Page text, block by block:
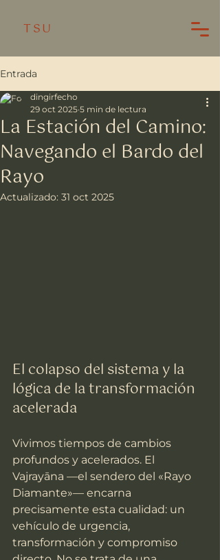
TSU
Entrada
La Estación del Camino:
Navegando el Bardo del
Rayo
dingirfecho
29 oct 2025 5 min de lectura
Actualizado: 31 oct 2025
El colapso del sistema y la
lógica de la transformación
acelerada
Vivimos tiempos de cambios
profundos y acelerados. El
Vajrayāna —el sendero del «Rayo
Diamante»— encarna
precisamente esta cualidad: un
vehículo de urgencia,
transformación y compromiso